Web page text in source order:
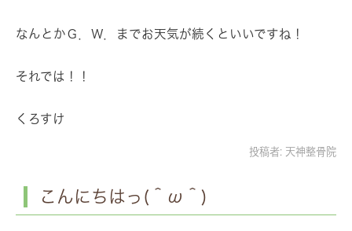
なんとかＧ．Ｗ．までお天気が続くといいですね！
それでは！！
くろすけ
投稿者: 天神整骨院
こんにちはっ(＾ω＾)